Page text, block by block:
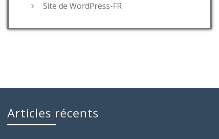
Site de WordPress-FR
Articles récents